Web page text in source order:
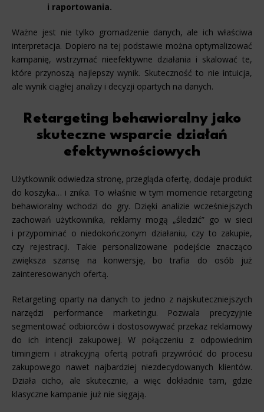
i raportowania.
Ważne jest nie tylko gromadzenie danych, ale ich właściwa
interpretacja. Dopiero na tej podstawie można optymalizować
kampanię, wstrzymać nieefektywne działania i skalować te,
które przynoszą najlepszy wynik. Skuteczność to nie intuicja,
ale wynik ciągłej analizy i decyzji opartych na danych.
Retargeting behawioralny jako
skuteczne wsparcie działań
efektywnościowych
Użytkownik odwiedza stronę, przegląda ofertę, dodaje produkt
do koszyka… i znika. To właśnie w tym momencie retargeting
behawioralny wchodzi do gry. Dzięki analizie wcześniejszych
zachowań użytkownika, reklamy mogą „śledzić” go w sieci
i przypominać o niedokończonym działaniu, czy to zakupie,
czy rejestracji. Takie personalizowane podejście znacząco
zwiększa szansę na konwersję, bo trafia do osób już
zainteresowanych ofertą.
Retargeting oparty na danych to jedno z najskuteczniejszych
narzędzi performance marketingu. Pozwala precyzyjnie
segmentować odbiorców i dostosowywać przekaz reklamowy
do ich intencji zakupowej. W połączeniu z odpowiednim
timingiem i atrakcyjną ofertą potrafi przywrócić do procesu
zakupowego nawet najbardziej niezdecydowanych klientów.
Działa cicho, ale skutecznie, a więc dokładnie tam, gdzie
klasyczne kampanie już nie sięgają.